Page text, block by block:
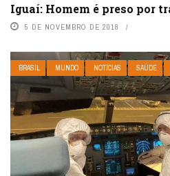
Iguaí: Homem é preso por
5 DE NOVEMBRO DE 2018
BRASIL MUNDO NOTÍCIAS SAÚDE